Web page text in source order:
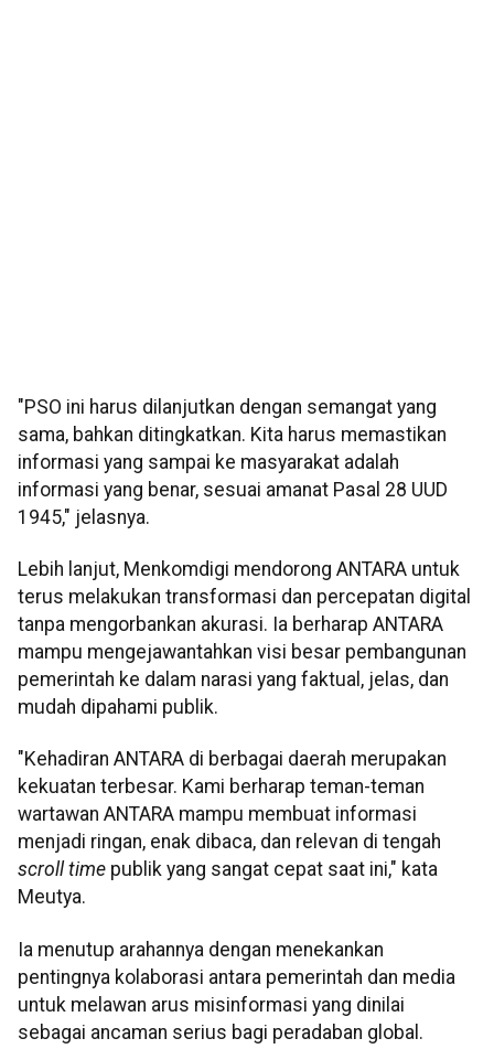
"PSO ini harus dilanjutkan dengan semangat yang
sama, bahkan ditingkatkan. Kita harus memastikan
informasi yang sampai ke masyarakat adalah
informasi yang benar, sesuai amanat Pasal 28 UUD
1945," jelasnya.
Lebih lanjut, Menkomdigi mendorong ANTARA untuk
terus melakukan transformasi dan percepatan digital
tanpa mengorbankan akurasi. Ia berharap ANTARA
mampu mengejawantahkan visi besar pembangunan
pemerintah ke dalam narasi yang faktual, jelas, dan
mudah dipahami publik.
"Kehadiran ANTARA di berbagai daerah merupakan
kekuatan terbesar. Kami berharap teman-teman
wartawan ANTARA mampu membuat informasi
menjadi ringan, enak dibaca, dan relevan di tengah
scroll time publik yang sangat cepat saat ini," kata
Meutya.
Ia menutup arahannya dengan menekankan
pentingnya kolaborasi antara pemerintah dan media
untuk melawan arus misinformasi yang dinilai
sebagai ancaman serius bagi peradaban global.